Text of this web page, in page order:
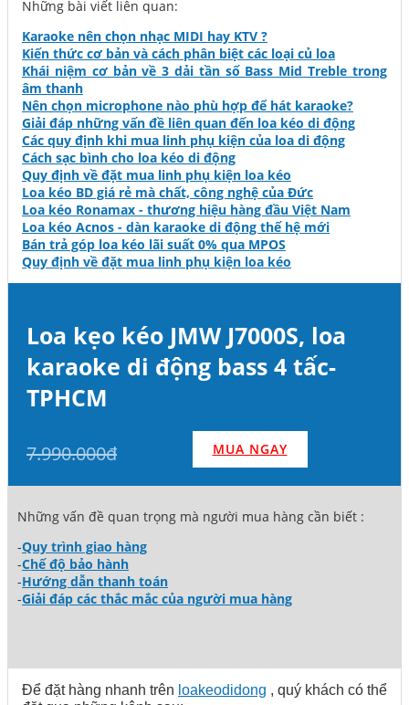
Những bài viết liên quan:
Karaoke nên chọn nhạc MIDI hay KTV ?
Kiến thức cơ bản và cách phân biệt các loại củ loa
Khái niệm cơ bản về 3 dải tần số Bass Mid Treble trong
âm thanh
Nên chọn microphone nào phù hợp để hát karaoke?
Giải đáp những vấn đề liên quan đến loa kéo di động
Các quy định khi mua linh phụ kiện của loa di động
Cách sạc bình cho loa kéo di động
Quy định về đặt mua linh phụ kiện loa kéo
Loa kéo BD giá rẻ mà chất, công nghệ của Đức
Loa kéo Ronamax - thương hiệu hàng đầu Việt Nam
Loa kéo Acnos - dàn karaoke di động thế hệ mới
Bán trả góp loa kéo lãi suất 0% qua MPOS
Quy định về đặt mua linh phụ kiện loa kéo
Loa kẹo kéo JMW J7000S, loa
karaoke di động bass 4 tấc-
TPHCM
7.990.000đ MUA NGAY
Những vấn đề quan trọng mà người mua hàng cần biết :
-Quy trình giao hàng
-Chế độ bảo hành
-Hướng dẫn thanh toán
-Giải đáp các thắc mắc của người mua hàng
Để đặt hàng nhanh trên loakeodidong , quý khách có thể